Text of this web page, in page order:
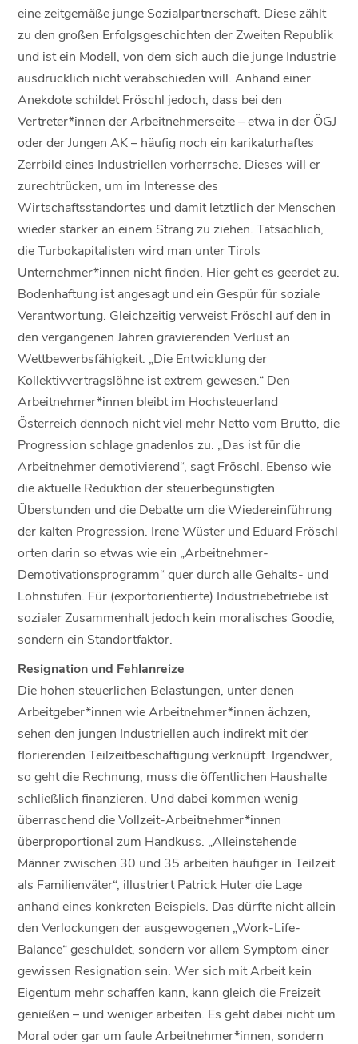
eine zeitgemäße junge Sozialpartnerschaft. Diese zählt
zu den großen Erfolgsgeschichten der Zweiten Republik
und ist ein Modell, von dem sich auch die junge Industrie
ausdrücklich nicht verabschieden will. Anhand einer
Anekdote schildet Fröschl jedoch, dass bei den
Vertreter*innen der Arbeitnehmerseite – etwa in der ÖGJ
oder der Jungen AK – häufig noch ein karikaturhaftes
Zerrbild eines Industriellen vorherrsche. Dieses will er
zurechtrücken, um im Interesse des
Wirtschaftsstandortes und damit letztlich der Menschen
wieder stärker an einem Strang zu ziehen. Tatsächlich,
die Turbokapitalisten wird man unter Tirols
Unternehmer*innen nicht finden. Hier geht es geerdet zu.
Bodenhaftung ist angesagt und ein Gespür für soziale
Verantwortung. Gleichzeitig verweist Fröschl auf den in
den vergangenen Jahren gravierenden Verlust an
Wettbewerbsfähigkeit. „Die Entwicklung der
Kollektivvertragslöhne ist extrem gewesen.“ Den
Arbeitnehmer*innen bleibt im Hochsteuerland
Österreich dennoch nicht viel mehr Netto vom Brutto, die
Progression schlage gnadenlos zu. „Das ist für die
Arbeitnehmer demotivierend“, sagt Fröschl. Ebenso wie
die aktuelle Reduktion der steuerbegünstigten
Überstunden und die Debatte um die Wiedereinführung
der kalten Progression. Irene Wüster und Eduard Fröschl
orten darin so etwas wie ein „Arbeitnehmer-
Demotivationsprogramm“ quer durch alle Gehalts- und
Lohnstufen. Für (exportorientierte) Industriebetriebe ist
sozialer Zusammenhalt jedoch kein moralisches Goodie,
sondern ein Standortfaktor.
Resignation und Fehlanreize
Die hohen steuerlichen Belastungen, unter denen
Arbeitgeber*innen wie Arbeitnehmer*innen ächzen,
sehen den jungen Industriellen auch indirekt mit der
florierenden Teilzeitbeschäftigung verknüpft. Irgendwer,
so geht die Rechnung, muss die öffentlichen Haushalte
schließlich finanzieren. Und dabei kommen wenig
überraschend die Vollzeit-Arbeitnehmer*innen
überproportional zum Handkuss. „Alleinstehende
Männer zwischen 30 und 35 arbeiten häufiger in Teilzeit
als Familienväter“, illustriert Patrick Huter die Lage
anhand eines konkreten Beispiels. Das dürfte nicht allein
den Verlockungen der ausgewogenen „Work-Life-
Balance“ geschuldet, sondern vor allem Symptom einer
gewissen Resignation sein. Wer sich mit Arbeit kein
Eigentum mehr schaffen kann, kann gleich die Freizeit
genießen – und weniger arbeiten. Es geht dabei nicht um
Moral oder gar um faule Arbeitnehmer*innen, sondern